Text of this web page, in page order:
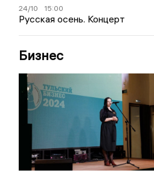
24/10 15:00
Русская осень. Концерт
Бизнес